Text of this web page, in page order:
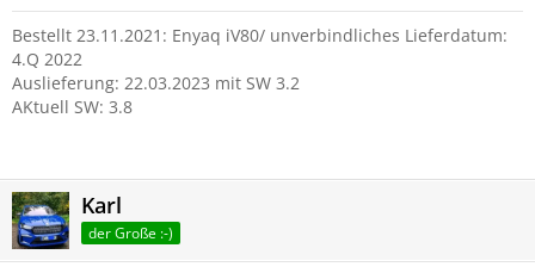
Bestellt 23.11.2021: Enyaq iV80/ unverbindliches Lieferdatum:
4.Q 2022
Auslieferung: 22.03.2023 mit SW 3.2
AKtuell SW: 3.8
Karl
der Große :-)